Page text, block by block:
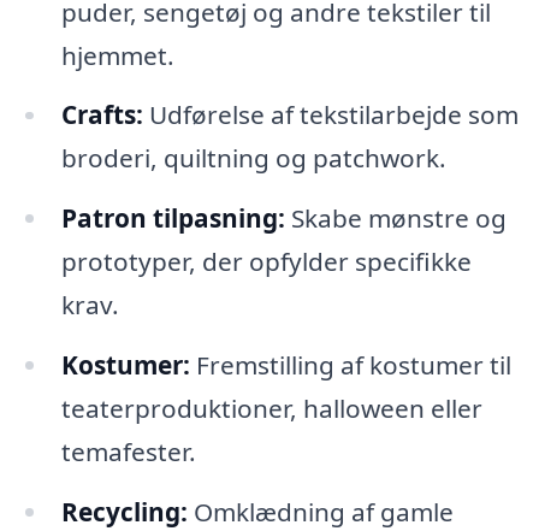
puder, sengetøj og andre tekstiler til
hjemmet.
Crafts: Udførelse af tekstilarbejde som
broderi, quiltning og patchwork.
Patron tilpasning: Skabe mønstre og
prototyper, der opfylder specifikke
krav.
Kostumer: Fremstilling af kostumer til
teaterproduktioner, halloween eller
temafester.
Recycling: Omklædning af gamle